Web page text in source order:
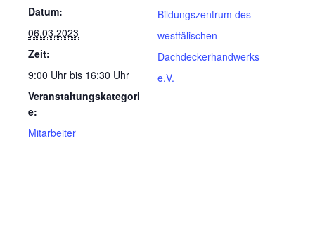
Datum:
06.03.2023
Zeit:
9:00 Uhr bis 16:30 Uhr
Veranstaltungskategori
e:
Mitarbeiter
Bildungszentrum des
westfälischen
Dachdeckerhandwerks
e.V.